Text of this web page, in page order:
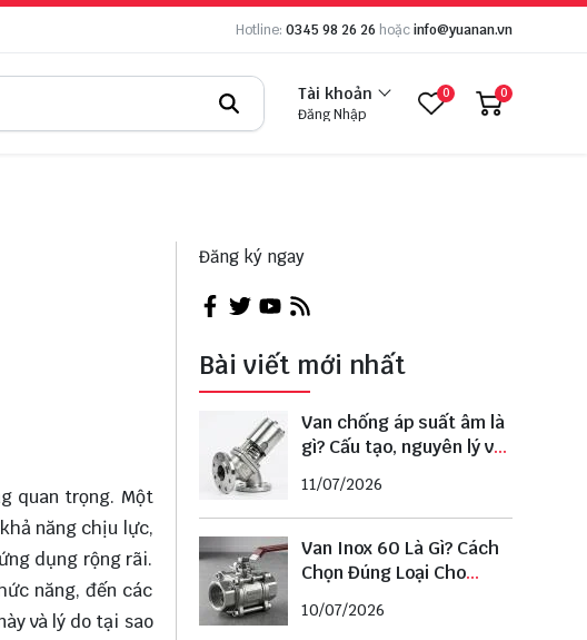
Hotline: 0345 98 26 26 hoặcinfo@yuanan.vn
Tài khoản
Đăng Nhập
0 0
quan trọng. Một
năng chịu lực,
dụng rộng rãi.
năng, đến các
và lý do tại sao
Đăng ký ngay
Bài viết mới nhất
Van chống áp suất âm là
gì? Cấu tạo, nguyên lý và
cách lựa chọn đúng
11/07/2026
Van Inox 60 Là Gì? Cách
Chọn Đúng Loại Cho
Đường Ống Phi 60
10/07/2026